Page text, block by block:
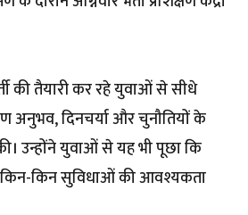
की तैयारी कर रहे युवाओं से सीधे
अनुभव, दिनचर्या और चुनौतियों के
उन्होंने युवाओं से यह भी पूछा कि
किन-किन सुविधाओं की आवश्यकता